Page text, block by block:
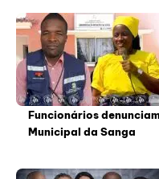
Funcionários
Municipal da Sanga